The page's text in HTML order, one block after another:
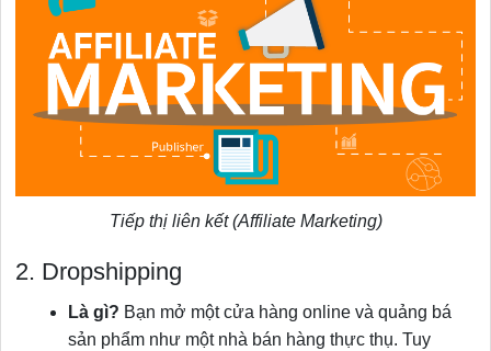
Tiếp thị liên kết (Affiliate Marketing)
2. Dropshipping
Là gì? Bạn mở một cửa hàng online và quảng bá
sản phẩm như một nhà bán hàng thực thụ. Tuy